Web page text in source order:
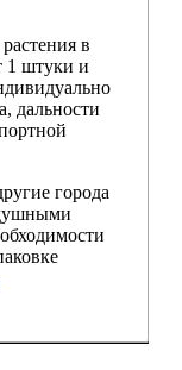
в
1 штуки и
дальности
города